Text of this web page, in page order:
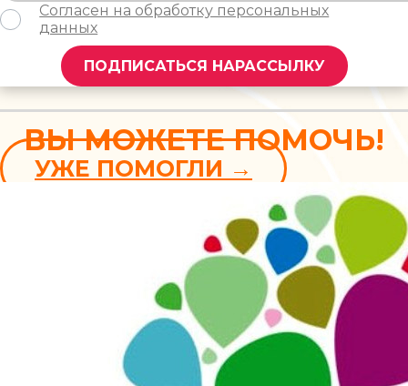
Cогласен на обработку персональных
данных
ВЫ МОЖЕТЕ ПОМОЧЬ!
УЖЕ ПОМОГЛИ →